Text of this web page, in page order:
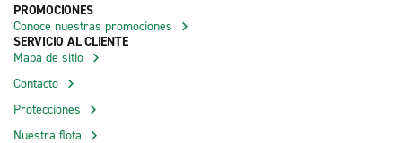
PROMOCIONES
Conoce nuestras promociones
SERVICIO AL CLIENTE
Mapa de sitio
Contacto
Protecciones
Nuestra flota